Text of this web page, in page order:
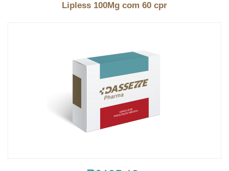
Lipless 100Mg com 60 cpr